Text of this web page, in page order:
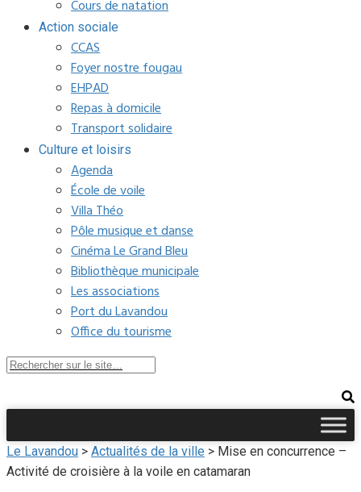
Cours de natation
Action sociale
CCAS
Foyer nostre fougau
EHPAD
Repas à domicile
Transport solidaire
Culture et loisirs
Agenda
École de voile
Villa Théo
Pôle musique et danse
Cinéma Le Grand Bleu
Bibliothèque municipale
Les associations
Port du Lavandou
Office du tourisme
Le Lavandou > Actualités de la ville > Mise en concurrence –
Activité de croisière à la voile en catamaran